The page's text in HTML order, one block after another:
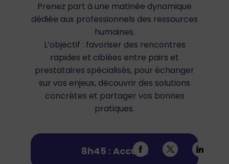
Prenez part à une matinée dynamique
dédiée aux professionnels des ressources
humaines.
L’objectif : favoriser des rencontres
rapides et ciblées entre pairs et
prestataires spécialisés, pour échanger
sur vos enjeux, découvrir des solutions
concrètes et partager vos bonnes
pratiques.
8h45 : Accueil